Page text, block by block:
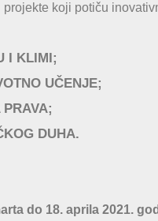
koji potiču
I KLIMI;
UČENJE;
DUHA.
do 18. aprila 2021.